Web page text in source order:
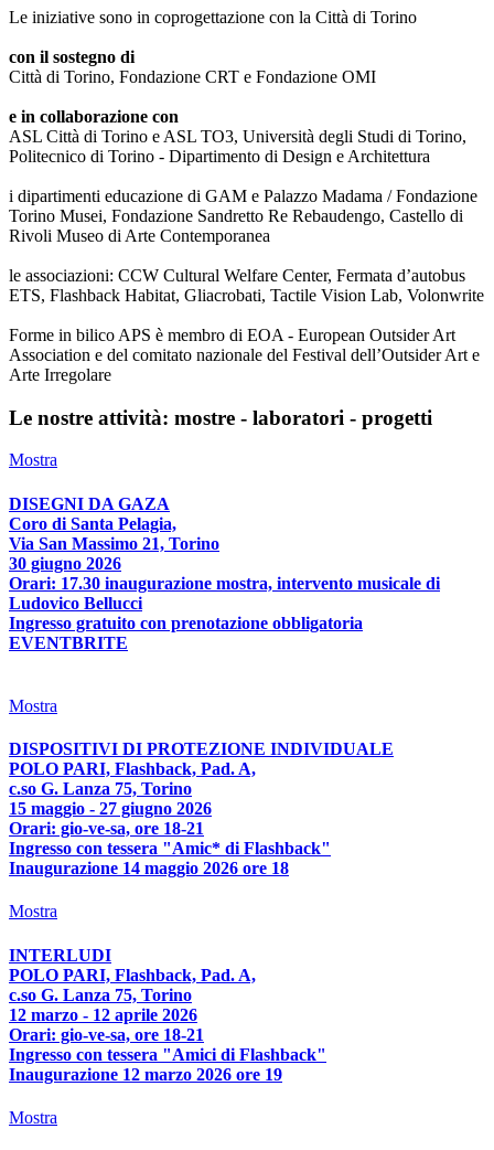
Le iniziative sono in coprogettazione con la Città di Torino
con il sostegno di
Città di Torino, Fondazione CRT e Fondazione OMI
e in collaborazione con
ASL Città di Torino e ASL TO3, Università degli Studi di Torino,
Politecnico di Torino - Dipartimento di Design e Architettura
i dipartimenti educazione di GAM e Palazzo Madama / Fondazione
Torino Musei, Fondazione Sandretto Re Rebaudengo, Castello di
Rivoli Museo di Arte Contemporanea
le associazioni: CCW Cultural Welfare Center, Fermata d’autobus
ETS, Flashback Habitat, Gliacrobati, Tactile Vision Lab, Volonwrite
Forme in bilico APS è membro di EOA - European Outsider Art
Association e del comitato nazionale del Festival dell’Outsider Art e
Arte Irregolare
Le nostre attività: mostre - laboratori - progetti
Mostra
DISEGNI DA GAZA
Coro di Santa Pelagia,
Via San Massimo 21, Torino
30 giugno 2026
Orari: 17.30 inaugurazione mostra, intervento musicale di
Ludovico Bellucci
Ingresso gratuito con prenotazione obbligatoria
EVENTBRITE
Mostra
DISPOSITIVI DI PROTEZIONE INDIVIDUALE
POLO PARI, Flashback, Pad. A,
c.so G. Lanza 75, Torino
15 maggio - 27 giugno 2026
Orari: gio-ve-sa, ore 18-21
Ingresso con tessera "Amic* di Flashback"
Inaugurazione 14 maggio 2026 ore 18
Mostra
INTERLUDI
POLO PARI, Flashback, Pad. A,
c.so G. Lanza 75, Torino
12 marzo - 12 aprile 2026
Orari: gio-ve-sa, ore 18-21
Ingresso con tessera "Amici di Flashback"
Inaugurazione 12 marzo 2026 ore 19
Mostra